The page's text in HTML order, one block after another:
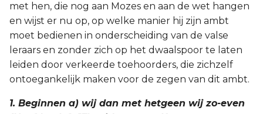
met hen, die nog aan Mozes en aan de wet hangen
en wijst er nu op, op welke manier hij zijn ambt
moet bedienen in onderscheiding van de valse
leraars en zonder zich op het dwaalspoor te laten
leiden door verkeerde toehoorders, die zichzelf
ontoegankelijk maken voor de zegen van dit ambt.
1. Beginnen a) wij dan met hetgeen wij zo-even